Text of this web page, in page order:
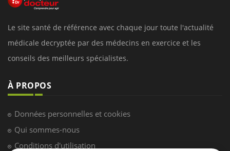
Le site santé de référence avec chaque jour toute l'actualité
médicale decryptée par des médecins en exercice et les
conseils des meilleurs spécialistes.
À PROPOS
Données personnelles et cookies
Qui sommes-nous
Conditions d'utilisation